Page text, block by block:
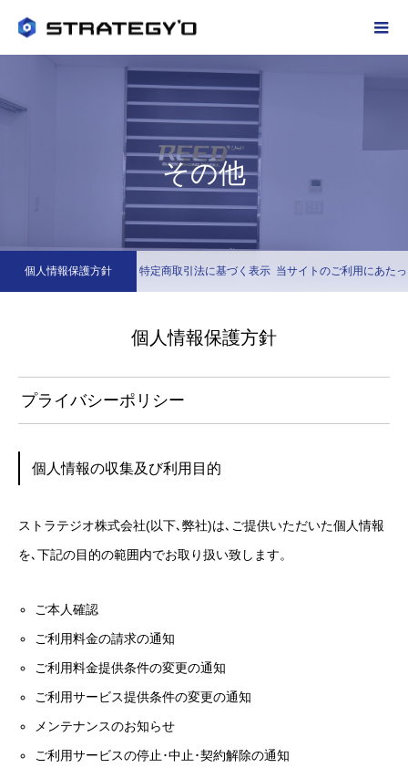
その他
個人情報保護方針 特定商取引法に基づく表示 当サイトのご利用にあたっ
個人情報保護方針
プライバシーポリシー
個人情報の収集及び利用目的
ストラテジオ株式会社(以下､弊社)は､ご提供いただいた個人情報
を､下記の目的の範囲内でお取り扱い致します。
ご本人確認
ご利用料金の請求の通知
ご利用料金提供条件の変更の通知
ご利用サービス提供条件の変更の通知
メンテナンスのお知らせ
ご利用サービスの停止･中止･契約解除の通知